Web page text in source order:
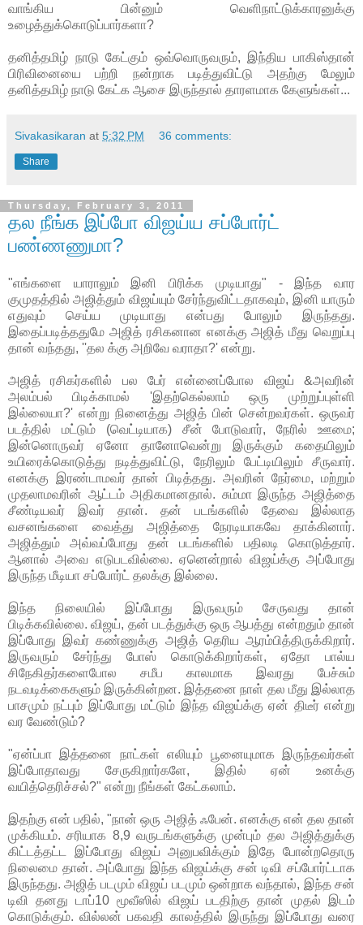
வாங்கிய பின்னும் வெளிநாட்டுக்காரனுக்கு
உழைத்துக்கொடுப்பார்களா?
தனித்தமிழ் நாடு கேட்கும் ஒவ்வொருவரும், இந்திய பாகிஸ்தான்
பிரிவினையை பற்றி நன்றாக படித்துவிட்டு அதற்கு மேலும்
தனித்தமிழ் நாடு கேட்க ஆசை இருந்தால் தாரளமாக கேளுங்கள்...
Sivakasikaran at 5:32 PM 36 comments:
Share
Thursday, February 3, 2011
தல நீங்க இப்போ விஜய்ய சப்போர்ட்
பண்ணணுமா?
"எங்களை யாராலும் இனி பிரிக்க முடியாது" - இந்த வார
குமுதத்தில் அஜித்தும் விஜய்யும் சேர்ந்துவிட்டதாகவும், இனி யாரும்
எதுவும் செய்ய முடியாது என்பது போலும் இருந்தது.
இதைப்படித்ததுமே அஜித் ரசிகனான எனக்கு அஜித் மீது வெறுப்பு
தான் வந்தது, ''தல க்கு அறிவே வராதா?' என்று.
அஜித் ரசிகர்களில் பல பேர் என்னைப்போல விஜய் &அவரின்
அலம்பல் பிடிக்காமல் 'இதற்கெல்லாம் ஒரு முற்றுப்புள்ளி
இல்லையா?' என்று நினைத்து அஜித் பின் சென்றவர்கள். ஒருவர்
படத்தில் மட்டும் (வெட்டியாக) சீன் போடுவார், நேரில் ஊமை;
இன்னொருவர் ஏனோ தானோவென்று இருக்கும் கதையிலும்
உயிரைக்கொடுத்து நடித்துவிட்டு, நேரிலும் பேட்டியிலும் சீருவார்.
எனக்கு இரண்டாமவர் தான் பிடித்தது. அவரின் நேர்மை, மற்றும்
முதலாமவரின் ஆட்டம் அதிகமானதால். சும்மா இருந்த அஜித்தை
சீண்டியவர் இவர் தான். தன் படங்களில் தேவை இல்லாத
வசனங்களை வைத்து அஜித்தை நேரடியாகவே தாக்கினார்.
அஜித்தும் அவ்வப்போது தன் படங்களில் பதிலடி கொடுத்தார்.
ஆனால் அவை எடுபடவில்லை. ஏனென்றால் விஜய்க்கு அப்போது
இருந்த மீடியா சப்போர்ட் தலக்கு இல்லை.
இந்த நிலையில் இப்போது இருவரும் சேருவது தான்
பிடிக்கவில்லை. விஜய், தன் படத்துக்கு ஒரு ஆபத்து என்றதும் தான்
இப்போது இவர் கண்ணுக்கு அஜித் தெரிய ஆரம்பித்திருக்கிறார்.
இருவரும் சேர்ந்து போஸ் கொடுக்கிறார்கள், ஏதோ பால்ய
சிநேகிதர்களைபோல சமீப காலமாக இவரது பேச்சும்
நடவடிக்கைகளும் இருக்கின்றன. இத்தனை நாள் தல மீது இல்லாத
பாசமும் நட்பும் இப்போது மட்டும் இந்த விஜய்க்கு ஏன் திடீர் என்று
வர வேண்டும்?
"ஏன்ப்பா இத்தனை நாட்கள் எலியும் பூனையுமாக இருந்தவர்கள்
இப்போதாவது சேருகிறார்களே, இதில் ஏன் உனக்கு
வயித்தெரிச்சல்?" என்று நீங்கள் கேட்கலாம்.
இதற்கு என் பதில், "நான் ஒரு அஜித் ஃபேன். எனக்கு என் தல தான்
முக்கியம். சரியாக 8,9 வருடங்களுக்கு முன்பும் தல அஜித்துக்கு
கிட்டத்தட்ட இப்போது விஜய் அனுபவிக்கும் இதே போன்றதொரு
நிலைமை தான். அப்போது இந்த விஜய்க்கு சன் டிவி சப்போர்ட்டாக
இருந்தது. அஜித் படமும் விஜய் படமும் ஒன்றாக வந்தால், இந்த சன்
டிவி தனது டாப்10 மூவீஸில் விஜய் படதிற்கு தான் முதல் இடம்
கொடுக்கும். வில்லன் பகவதி காலத்தில் இருந்து இப்போது வரை